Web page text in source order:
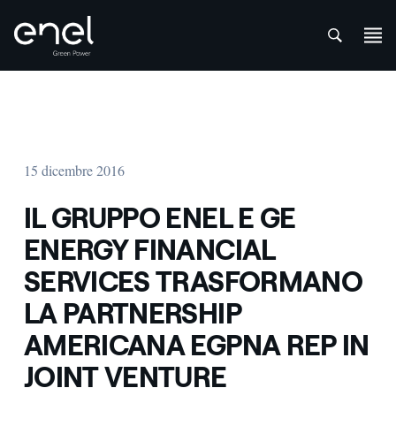
15 dicembre 2016
IL GRUPPO ENEL E GE
ENERGY FINANCIAL
SERVICES TRASFORMANO
LA PARTNERSHIP
AMERICANA EGPNA REP IN
JOINT VENTURE